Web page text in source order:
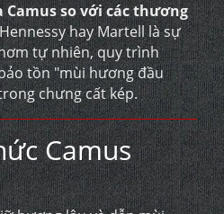
so với các thương
hay Martell là sự
tự nhiên, quy trình
tồn "mùi hương đầu
chưng cất kép.
Camus